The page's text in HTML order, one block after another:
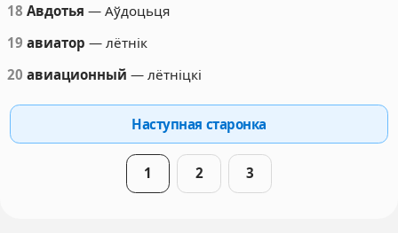
18 Авдотья — Аўдоцьця
19 авиатор — лётнік
20 авиационный — лётніцкі
Наступная старонка
1 2 3